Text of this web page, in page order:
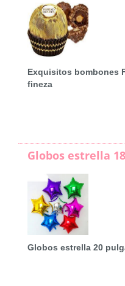
Exquisitos bombones
fineza
Globos estrella
Globos estrella 20